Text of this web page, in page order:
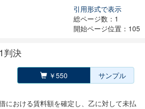
引用形式で表示
総ページ数：1
開始ページ位置：105
判決
￥550 サンプル
における賃料額を確定し、乙に対して未払